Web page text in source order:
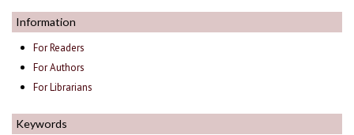
Information
For Readers
For Authors
For Librarians
Keywords